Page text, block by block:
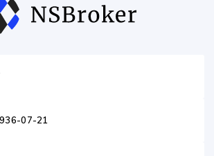
07-21